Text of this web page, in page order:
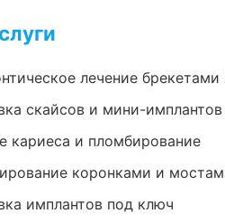
лечение
скайсов и мини-имплантов
кариеса и пломбирование
коронками и
имплантов под ключ